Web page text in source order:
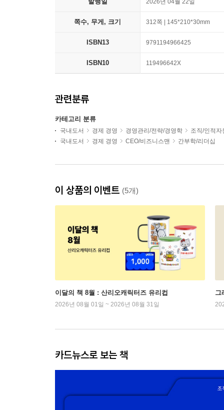
2026년 04월 22일
쪽수, 무게, 크기 312쪽 | 145*210*30mm
ISBN13 9791194966425
ISBN10 119496642X
관련분류
카테고리 분류
국내도서 경제 경영 경영관리/전략/경영학
조직/인적자
국내도서
경제 경영 CEO/비즈니스맨 간부학/리더십
이 상품의 이벤트 (5개)
이달의 책 8월 : 산리오캐릭터즈 유리컵
2026년 08월 01일 ~ 2026년 08월 31일
그
카드뉴스로 보는 책